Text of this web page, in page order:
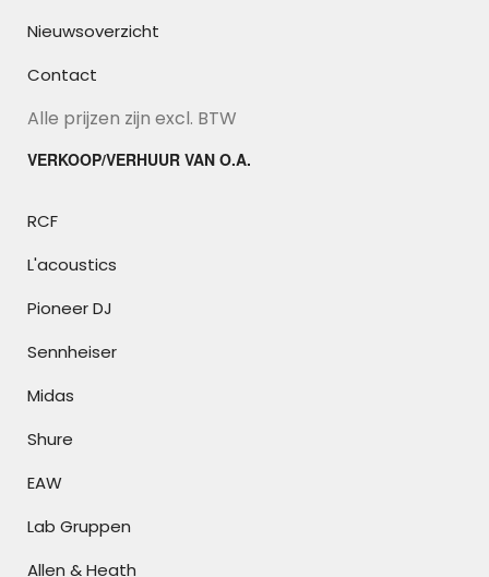
Nieuwsoverzicht
Contact
Alle prijzen zijn excl. BTW
VERKOOP/VERHUUR VAN O.A.
RCF
L'acoustics
Pioneer DJ
Sennheiser
Midas
Shure
EAW
Lab Gruppen
Allen & Heath